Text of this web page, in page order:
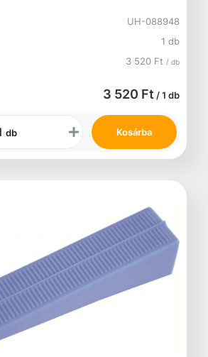
UH-088948
1 db
3 520 Ft / db
3 520 Ft / 1 db
db Kosárba